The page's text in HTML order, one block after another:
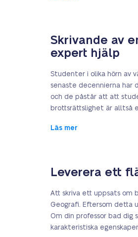
Skrivande av
expert hjälp
Studenter i olika hörn av
senaste decennierna har
och de påstår att att
brottsrättslighet är alltså
Läs mer
Leverera ett
Att skriva ett uppsats om
Geografi. Eftersom detta
Om din professor bad dig
karakteristiska